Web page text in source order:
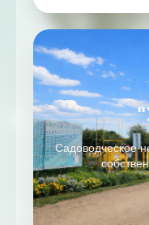
Садоводческое